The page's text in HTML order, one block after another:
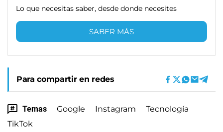
Lo que necesitas saber, desde donde necesites
SABER MÁS
Para compartir en redes
Temas Google Instagram
Tecnología
TikTok